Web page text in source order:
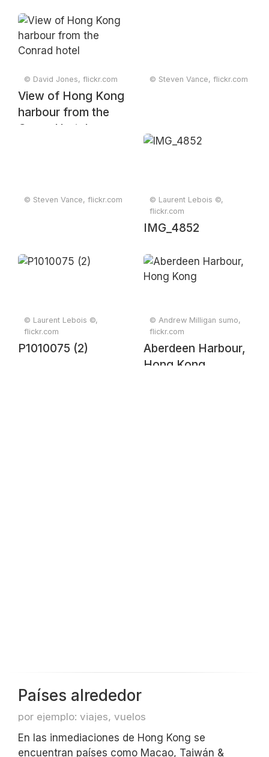
© David Jones, flickr.com
View of Hong Kong
harbour from the
Conrad hotel
© Steven Vance, flickr.com
© Steven Vance, flickr.com
© Laurent Lebois ©,
flickr.com
IMG_4852
© Laurent Lebois ©,
flickr.com
P1010075 (2)
© Andrew Milligan sumo,
flickr.com
Aberdeen Harbour,
Hong Kong
Países alrededor
por ejemplo: viajes, vuelos
En las inmediaciones de Hong Kong se
encuentran países como Macao, Taiwán &